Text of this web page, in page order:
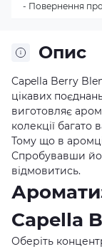
Опис
Capella Berry
цікавих
виготовляє
колекції багато
Тому що в аромці
Спробувавши
відмовитись.
Capella
Оберіть
- Повернення